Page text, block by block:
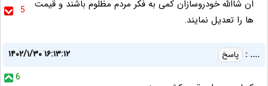
5
ان شاالله خودروسازان کمی به فکر مردم مظلوم باشند و قیمت
ها را تعدیل نمایند.
.... : پاسخ
۱۴۰۲/۱/۳۰ ۱۶:۱۳:۱۲
6